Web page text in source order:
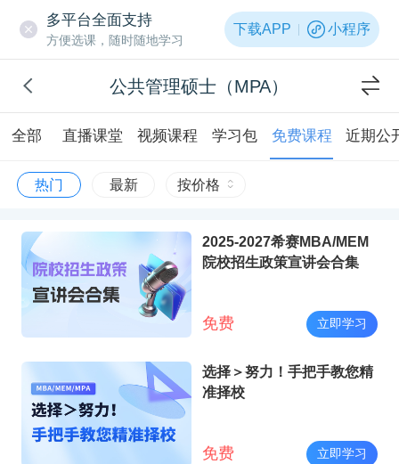
多平台全面支持
方便选课，随时随地学习
下载APP 小程序
公共管理硕士（MPA）
全部 直播课堂 视频课程 学习包 免费课程 近期公
热门 最新 按价格
2025-2027希赛MBA/MEM
院校招生政策宣讲会合集
免费 立即学习
选择＞努力！手把手教您精
准择校
免费 立即学习